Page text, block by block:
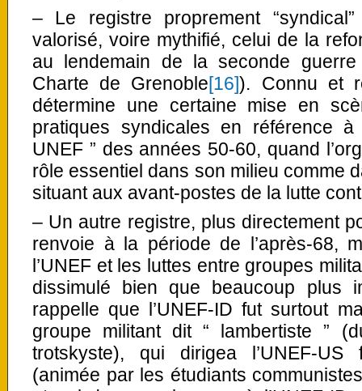
– Le registre proprement
valorisé, voire mythifié, celui de la
au lendemain de la seconde
Charte de Grenoble[16]). Connu et
détermine une certaine mise en
pratiques syndicales en référence
UNEF ” des années 50-60, quand
rôle essentiel dans son milieu comme
situant aux avant-postes de la lutte
– Un autre registre, plus directement
renvoie à la période de l’après-68,
l’UNEF et les luttes entre groupes
dissimulé bien que beaucoup plus
rappelle que l’UNEF-ID fut surtout
groupe militant dit “ lambertiste ”
trotskyste), qui dirigea l’UNEF-US
(animée par les étudiants